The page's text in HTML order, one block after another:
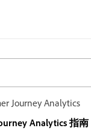
Journey Analytics
Analytics 指南